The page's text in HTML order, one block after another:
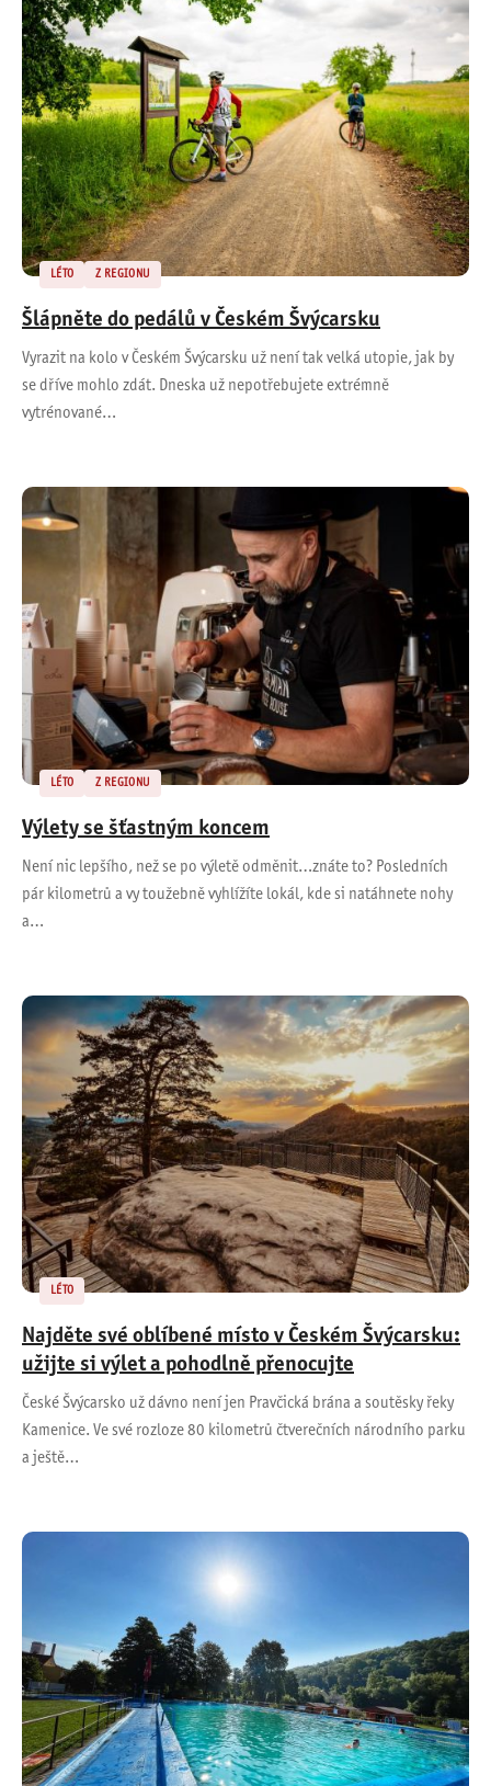
LÉTO Z REGIONU
Šlápněte do pedálů v Českém Švýcarsku
Vyrazit na kolo v Českém Švýcarsku už není tak velká utopie, jak by
se dříve mohlo zdát. Dneska už nepotřebujete extrémně
vytrénované…
LÉTO Z REGIONU
Výlety se šťastným koncem
Není nic lepšího, než se po výletě odměnit…znáte to? Posledních
pár kilometrů a vy toužebně vyhlížíte lokál, kde si natáhnete nohy
a…
LÉTO
Najděte své oblíbené místo v Českém Švýcarsku:
užijte si výlet a pohodlně přenocujte
České Švýcarsko už dávno není jen Pravčická brána a soutěsky řeky
Kamenice. Ve své rozloze 80 kilometrů čtverečních národního parku
a ještě…